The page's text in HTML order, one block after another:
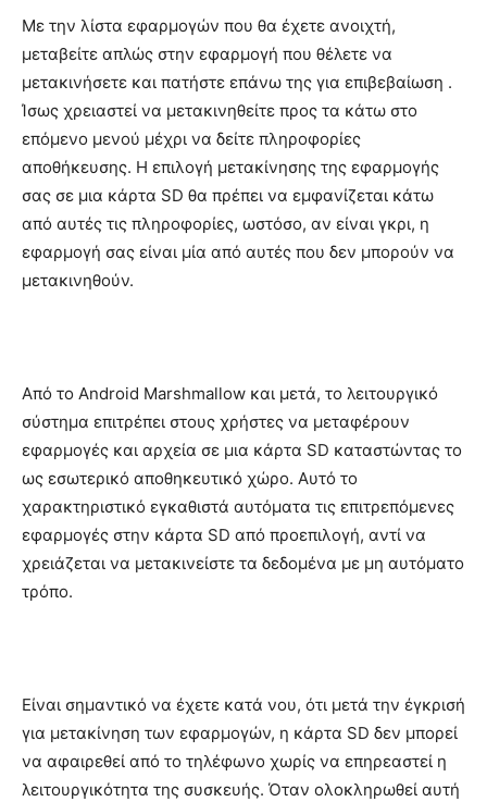
Με την λίστα εφαρμογών που θα έχετε ανοιχτή,
μεταβείτε απλώς στην εφαρμογή που θέλετε να
μετακινήσετε και πατήστε επάνω της για επιβεβαίωση .
Ίσως χρειαστεί να μετακινηθείτε προς τα κάτω στο
επόμενο μενού μέχρι να δείτε πληροφορίες
αποθήκευσης. Η επιλογή μετακίνησης της εφαρμογής
σας σε μια κάρτα SD θα πρέπει να εμφανίζεται κάτω
από αυτές τις πληροφορίες, ωστόσο, αν είναι γκρι, η
εφαρμογή σας είναι μία από αυτές που δεν μπορούν να
μετακινηθούν.
Από το Android Marshmallow και μετά, το λειτουργικό
σύστημα επιτρέπει στους χρήστες να μεταφέρουν
εφαρμογές και αρχεία σε μια κάρτα SD καταστώντας το
ως εσωτερικό αποθηκευτικό χώρο. Αυτό το
χαρακτηριστικό εγκαθιστά αυτόματα τις επιτρεπόμενες
εφαρμογές στην κάρτα SD από προεπιλογή, αντί να
χρειάζεται να μετακινείστε τα δεδομένα με μη αυτόματο
τρόπο.
Είναι σημαντικό να έχετε κατά νου, ότι μετά την έγκρισή
για μετακίνηση των εφαρμογών, η κάρτα SD δεν μπορεί
να αφαιρεθεί από το τηλέφωνο χωρίς να επηρεαστεί η
λειτουργικότητα της συσκευής. Όταν ολοκληρωθεί αυτή